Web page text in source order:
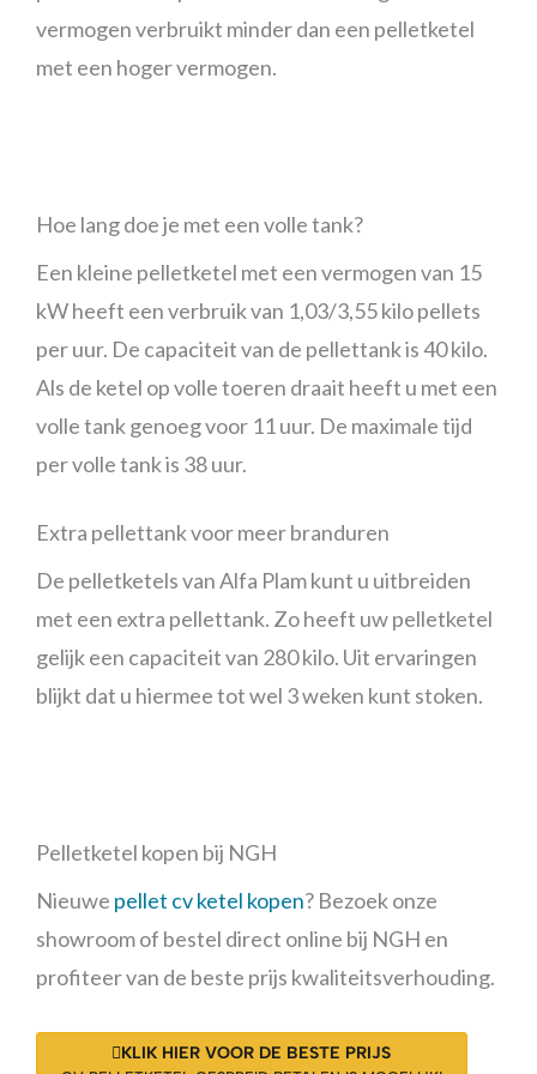
vermogen verbruikt minder dan een pelletketel
met een hoger vermogen.
Hoe lang doe je met een volle tank?
Een kleine pelletketel met een vermogen van 15
kW heeft een verbruik van 1,03/3,55 kilo pellets
per uur. De capaciteit van de pellettank is 40 kilo.
Als de ketel op volle toeren draait heeft u met een
volle tank genoeg voor 11 uur. De maximale tijd
per volle tank is 38 uur.
Extra pellettank voor meer branduren
De pelletketels van Alfa Plam kunt u uitbreiden
met een extra pellettank. Zo heeft uw pelletketel
gelijk een capaciteit van 280 kilo. Uit ervaringen
blijkt dat u hiermee tot wel 3 weken kunt stoken.
Pelletketel kopen bij NGH
Nieuwe pellet cv ketel kopen? Bezoek onze
showroom of bestel direct online bij NGH en
profiteer van de beste prijs kwaliteitsverhouding.
KLIK HIER VOOR DE BESTE PRIJS